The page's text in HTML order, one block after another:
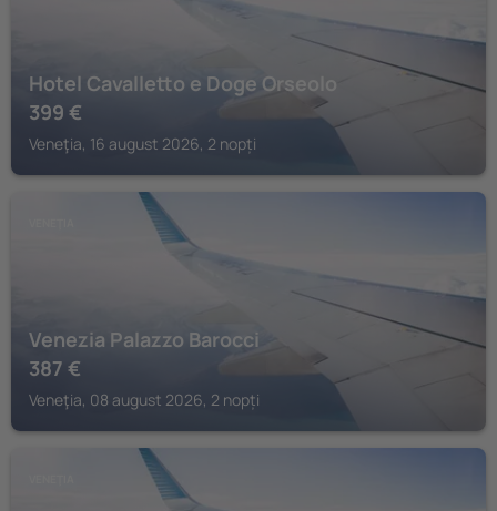
Hotel Cavalletto e Doge Orseolo
399 €
Veneţia, 16 august 2026, 2 nopți
Venezia Palazzo Barocci
387 €
Veneţia, 08 august 2026, 2 nopți